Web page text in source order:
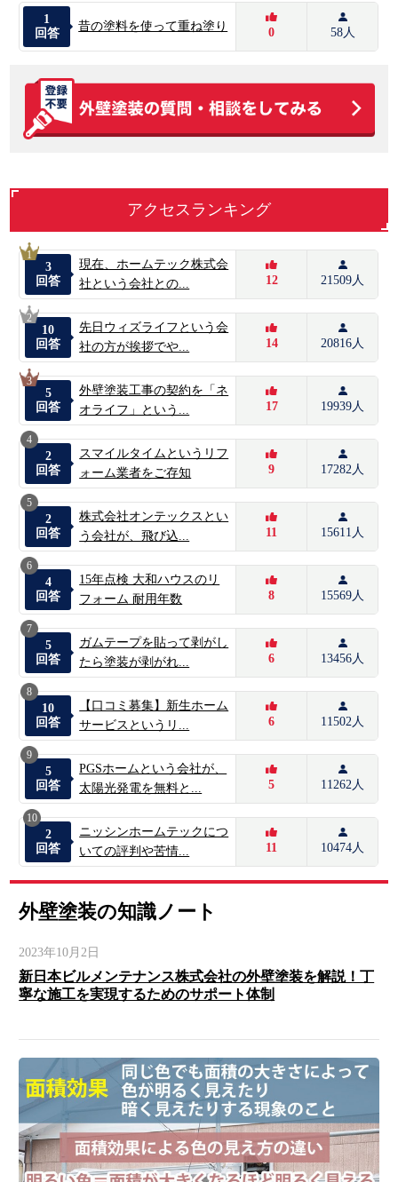
1
回答
昔の塗料を使って重ね塗り 0 58人
アクセスランキング
1
3
回答
現在、ホームテック株式会
社という会社との...
12 21509人
2
10
回答
先日ウィズライフという会
社の方が挨拶でや...
14 20816人
3
5
回答
外壁塗装工事の契約を「ネ
オライフ」という...
17 19939人
4
2
回答
スマイルタイムというリフ
ォーム業者をご存知
9 17282人
5
2
回答
株式会社オンテックスとい
う会社が、飛び込...
11 15611人
6
4
回答
15年点検 大和ハウスのリ
フォーム 耐用年数
8 15569人
7
5
回答
ガムテープを貼って剥がし
たら塗装が剥がれ...
6 13456人
8
10
回答
【口コミ募集】新生ホーム
サービスというリ...
6 11502人
9
5
回答
PGSホームという会社が、
太陽光発電を無料と...
5 11262人
10
2
回答
ニッシンホームテックにつ
いての評判や苦情...
11 10474人
外壁塗装の知識ノート
2023年10月2日
新日本ビルメンテナンス株式会社の外壁塗装を解説！丁
寧な施工を実現するためのサポート体制